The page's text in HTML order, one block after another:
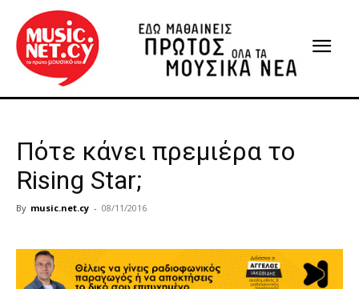
Πότε κάνει πρεμιέρα το
Rising Star;
By music.net.cy - 08/11/2016